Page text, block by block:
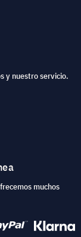
y nuestro servicio.
muchos